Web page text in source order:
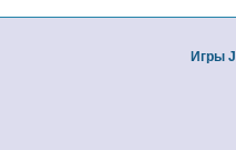
Игры